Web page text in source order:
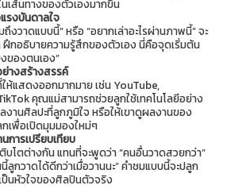
นเส้นทางของตัวเองมากขึ้น
รงบันดาลใจ
ถึงวาดแบบนี้” หรือ “อยากเล่าอะไรผ่านภาพนี้” จะ
ฝึกอธิบายความรู้สึกของตัวเอง นี่คือจุดเริ่มต้น
ของตนเอง”
างสร้างสรรค์
แสดงออกมากมาย เช่น YouTube,
คุณแม่สามารถช่วยลูกใช้เทคโนโลยีอย่าง
านศิลปะที่ลูกภูมิใจ หรือให้เขาดูผลงานของ
เพื่อเปิดมุมมองใหม่ๆ
การเปรียบเทียบ
บโตต่างกัน แทนที่จะพูดว่า “คนอื่นวาดสวยกว่า”
ลูกวาดได้ดีกว่าเมื่อวานนะ” คำชมแบบนี้จะปลูก
ป็นหัวใจของศิลปินตัวจริง